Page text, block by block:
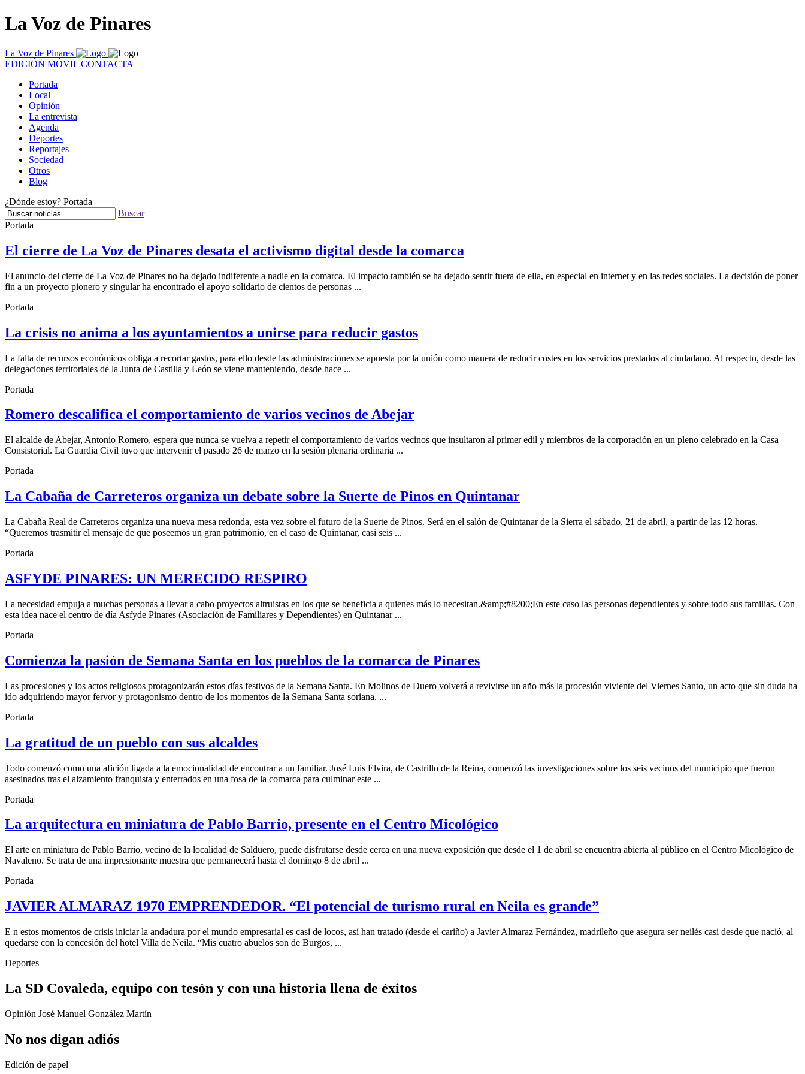
La Voz de Pinares
La Voz de Pinares
EDICIÓN MÓVIL CONTACTA
Portada
Local
Opinión
La entrevista
Agenda
Deportes
Reportajes
Sociedad
Otros
Blog
¿Dónde estoy? Portada
Buscar
Portada
El cierre de La Voz de Pinares desata el activismo digital desde la comarca
El anuncio del cierre de La Voz de Pinares no ha dejado indiferente a nadie en la comarca. El impacto también se ha dejado sentir fuera de ella, en especial en internet y en las redes sociales. La decisión de poner
fin a un proyecto pionero y singular ha encontrado el apoyo solidario de cientos de personas ...
Portada
La crisis no anima a los ayuntamientos a unirse para reducir gastos
La falta de recursos económicos obliga a recortar gastos, para ello desde las administraciones se apuesta por la unión como manera de reducir costes en los servicios prestados al ciudadano. Al respecto, desde las
delegaciones territoriales de la Junta de Castilla y León se viene manteniendo, desde hace ...
Portada
Romero descalifica el comportamiento de varios vecinos de Abejar
El alcalde de Abejar, Antonio Romero, espera que nunca se vuelva a repetir el comportamiento de varios vecinos que insultaron al primer edil y miembros de la corporación en un pleno celebrado en la Casa
Consistorial. La Guardia Civil tuvo que intervenir el pasado 26 de marzo en la sesión plenaria ordinaria ...
Portada
La Cabaña de Carreteros organiza un debate sobre la Suerte de Pinos en Quintanar
La Cabaña Real de Carreteros organiza una nueva mesa redonda, esta vez sobre el futuro de la Suerte de Pinos. Será en el salón de Quintanar de la Sierra el sábado, 21 de abril, a partir de las 12 horas.
“Queremos trasmitir el mensaje de que poseemos un gran patrimonio, en el caso de Quintanar, casi seis ...
Portada
ASFYDE PINARES: UN MERECIDO RESPIRO
La necesidad empuja a muchas personas a llevar a cabo proyectos altruistas en los que se beneficia a quienes más lo necesitan.&amp;#8200;En este caso las personas dependientes y sobre todo sus familias. Con
esta idea nace el centro de día Asfyde Pinares (Asociación de Familiares y Dependientes) en Quintanar ...
Portada
Comienza la pasión de Semana Santa en los pueblos de la comarca de Pinares
Las procesiones y los actos religiosos protagonizarán estos días festivos de la Semana Santa. En Molinos de Duero volverá a revivirse un año más la procesión viviente del Viernes Santo, un acto que sin duda ha
ido adquiriendo mayor fervor y protagonismo dentro de los momentos de la Semana Santa soriana. ...
Portada
La gratitud de un pueblo con sus alcaldes
Todo comenzó como una afición ligada a la emocionalidad de encontrar a un familiar. José Luis Elvira, de Castrillo de la Reina, comenzó las investigaciones sobre los seis vecinos del municipio que fueron
asesinados tras el alzamiento franquista y enterrados en una fosa de la comarca para culminar este ...
Portada
La arquitectura en miniatura de Pablo Barrio, presente en el Centro Micológico
El arte en miniatura de Pablo Barrio, vecino de la localidad de Salduero, puede disfrutarse desde cerca en una nueva exposición que desde el 1 de abril se encuentra abierta al público en el Centro Micológico de
Navaleno. Se trata de una impresionante muestra que permanecerá hasta el domingo 8 de abril ...
Portada
JAVIER ALMARAZ 1970 EMPRENDEDOR. “El potencial de turismo rural en Neila es grande”
E n estos momentos de crisis iniciar la andadura por el mundo empresarial es casi de locos, así han tratado (desde el cariño) a Javier Almaraz Fernández, madrileño que asegura ser neilés casi desde que nació, al
quedarse con la concesión del hotel Villa de Neila. “Mis cuatro abuelos son de Burgos, ...
Deportes
La SD Covaleda, equipo con tesón y con una historia llena de éxitos
Opinión José Manuel González Martín
No nos digan adiós
Edición de papel